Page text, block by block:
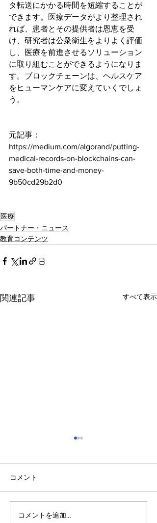
タ転送にかかる時間を短縮することが
できます。医療データがより整理され
れば、患者とその提供者は恩恵を受
け、研究者は公衆衛生をよりよく評価
し、医療を前進させるソリューション
に取り組むことができるようになりま
す。ブロックチェーンは、ヘルスケア
をヒューマンケアに変えていくでしょ
う。
元記事：
https://medium.com/algorand/putting-
medical-records-on-blockchains-can-
save-both-time-and-money-
9b50cd29b2d0
医療
パートナー・ニュース
教育コンテンツ
関連記事 すべて表示
アルゴランドのポスト量
コメント
コメントを追加…